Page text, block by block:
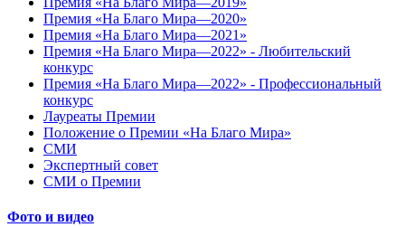
Премия «На Благо Мира—2020»
Премия «На Благо Мира—2021»
Премия «На Благо Мира—2022» - Любительский
конкурс
Премия «На Благо Мира—2022» - Профессиональный
конкурс
Лауреаты Премии
Положение о Премии «На Благо Мира»
СМИ
Экспертный совет
СМИ о Премии
Фото и видео